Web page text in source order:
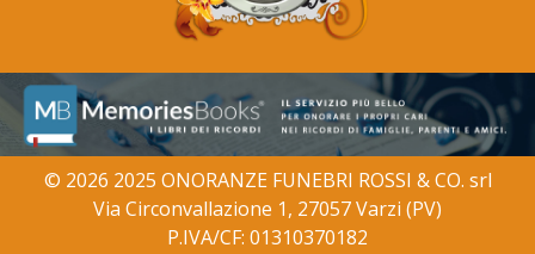
© 2026 2025 ONORANZE FUNEBRI ROSSI & CO. srl
Via Circonvallazione 1, 27057 Varzi (PV)
P.IVA/CF: 01310370182